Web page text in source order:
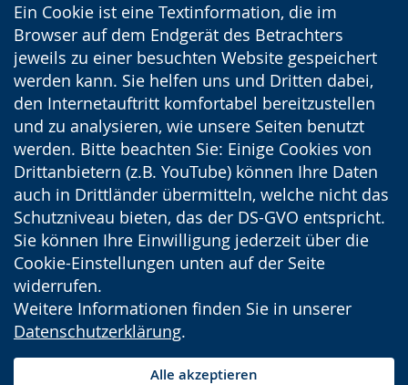
Ein Cookie ist eine Textinformation, die im
Browser auf dem Endgerät des Betrachters
jeweils zu einer besuchten Website gespeichert
werden kann. Sie helfen uns und Dritten dabei,
den Internetauftritt komfortabel bereitzustellen
und zu analysieren, wie unsere Seiten benutzt
werden. Bitte beachten Sie: Einige Cookies von
Drittanbietern (z.B. YouTube) können Ihre Daten
auch in Drittländer übermitteln, welche nicht das
Schutzniveau bieten, das der DS-GVO entspricht.
Sie können Ihre Einwilligung jederzeit über die
Cookie-Einstellungen unten auf der Seite
widerrufen.
Weitere Informationen finden Sie in unserer
Datenschutzerklärung.
Alle akzeptieren